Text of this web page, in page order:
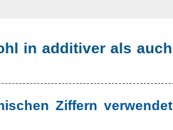
in additiver als auch
Ziffern verwendet